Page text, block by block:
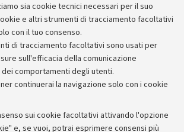
sia cookie tecnici necessari per il suo
e altri strumenti di tracciamento facoltativi
con il tuo consenso.
di tracciamento facoltativi sono usati per
sull'efficacia della comunicazione
comportamenti degli utenti.
continuerai la navigazione solo con i cookie
sui cookie facoltativi attivando l'opzione
e, se vuoi, potrai esprimere consensi più
Alumni community
Piano strategico
Bilanci
Donazioni e 5x1000
Bandi, gare e concorsi